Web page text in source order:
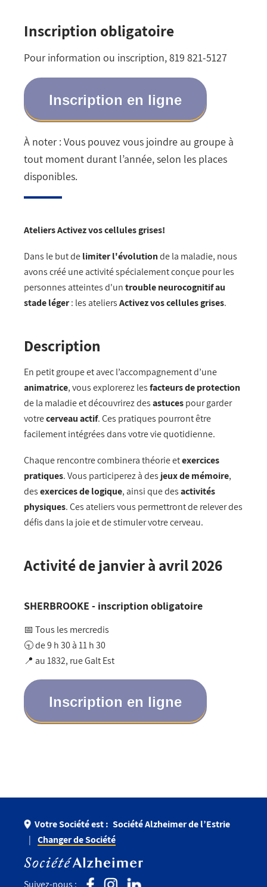
Inscription obligatoire
Pour information ou inscription, 819 821-5127
Inscription en ligne
À noter : Vous pouvez vous joindre au groupe à
tout moment durant l’année, selon les places
disponibles.
Ateliers Activez vos cellules grises!
Dans le but delimiter l'évolutionde la maladie, nous
avons créé une activité spécialement conçue pour les
personnes atteintes d'untrouble neurocognitif au
stade léger: les ateliersActivez vos cellules grises.
Description
En petit groupe et avec l’accompagnement d’une
animatrice, vous explorerez lesfacteurs de protection
de la maladie et découvrirez desastucespour garder
votrecerveau actif. Ces pratiques pourront être
facilement intégrées dans votre vie quotidienne.
Chaque rencontre combinera théorie etexercices
pratiques. Vous participerez à des jeux de mémoire,
desexercices de logique, ainsi que desactivités
physiques. Ces ateliers vous permettront de relever des
défis dans la joie et de stimuler votre cerveau.
Activité de janvier à avril 2026
SHERBROOKE - inscription obligatoire
📅 Tous les mercredis
🕤 de 9 h 30 à 11 h 30
📍 au1832, rue Galt Est
Inscription en ligne
Votre Société est : Société Alzheimer de l’Estrie
Changer de Société
Suivez-nous :